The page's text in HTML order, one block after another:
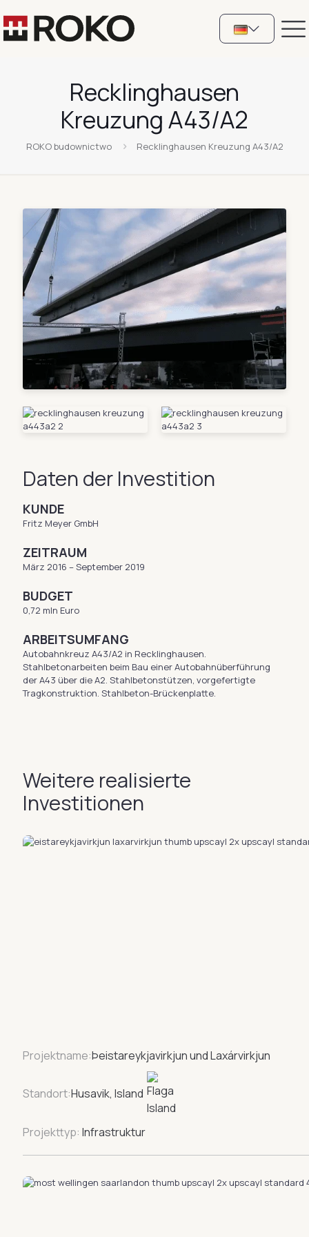
Recklinghausen
Kreuzung A43/A2
ROKO budownictwo Recklinghausen Kreuzung A43/A2
Daten der Investition
KUNDE
Fritz Meyer GmbH
ZEITRAUM
März 2016 – September 2019
BUDGET
0,72 mln Euro
ARBEITSUMFANG
Autobahnkreuz A43/A2 in Recklinghausen.
Stahlbetonarbeiten beim Bau einer Autobahnüberführung
der A43 über die A2. Stahlbetonstützen, vorgefertigte
Tragkonstruktion. Stahlbeton-Brückenplatte.
Weitere realisierte
Investitionen
Projektname:Þeistareykjavirkjun und Laxárvirkjun
Standort:Husavik, Island
Projekttyp: Infrastruktur